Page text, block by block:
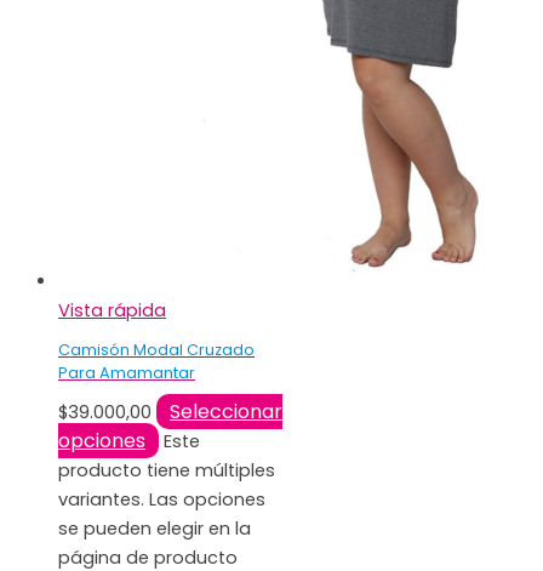
Vista rápida
Camisón Modal Cruzado
Para Amamantar
$39.000,00
Seleccionar
opciones
Este
producto tiene múltiples
variantes. Las opciones
se pueden elegir en la
página de producto